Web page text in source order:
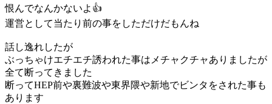
恨んでなんかないよ👍
運営として当たり前の事をしただけだもんね
話し逸れしたが
ぶっちゃけエチエチ誘われた事はメチャクチャありましたが
全て断ってきました
断ってHEP前や裏難波や東界隈や新地でビンタをされた事も
あります